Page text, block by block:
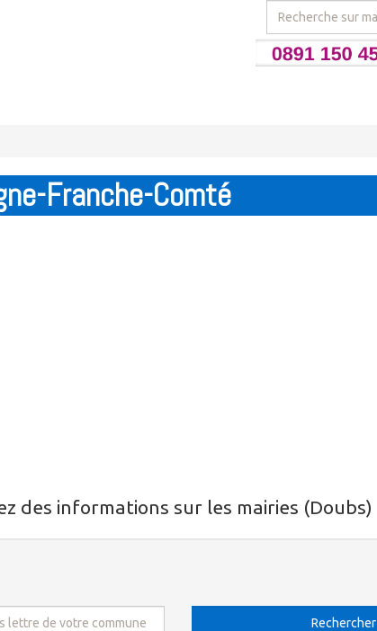
Franche-Comté
des informations sur les mairies (Doubs)
Rechercher